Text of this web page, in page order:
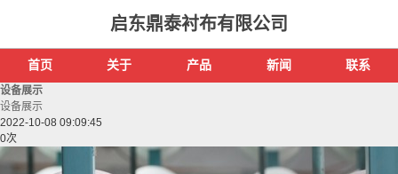
启东鼎泰衬布有限公司
首页 关于 产品 新闻 联系
设备展示
设备展示
2022-10-08 09:09:45
0次